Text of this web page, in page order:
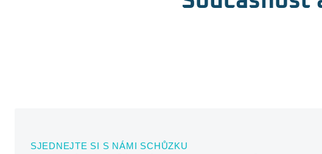
SJEDNEJTE SI S NÁMI SCHŮZKU